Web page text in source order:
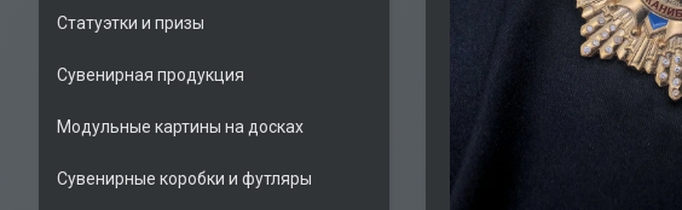
Статуэтки и призы
Сувенирная продукция
Модульные картины на досках
Сувенирные коробки и футляры